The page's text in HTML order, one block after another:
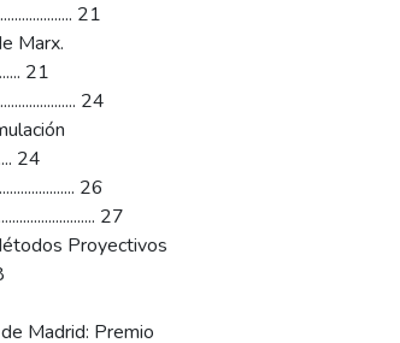
21
Marx.
21
24
24
26
27
Proyectivos
Madrid: Premio